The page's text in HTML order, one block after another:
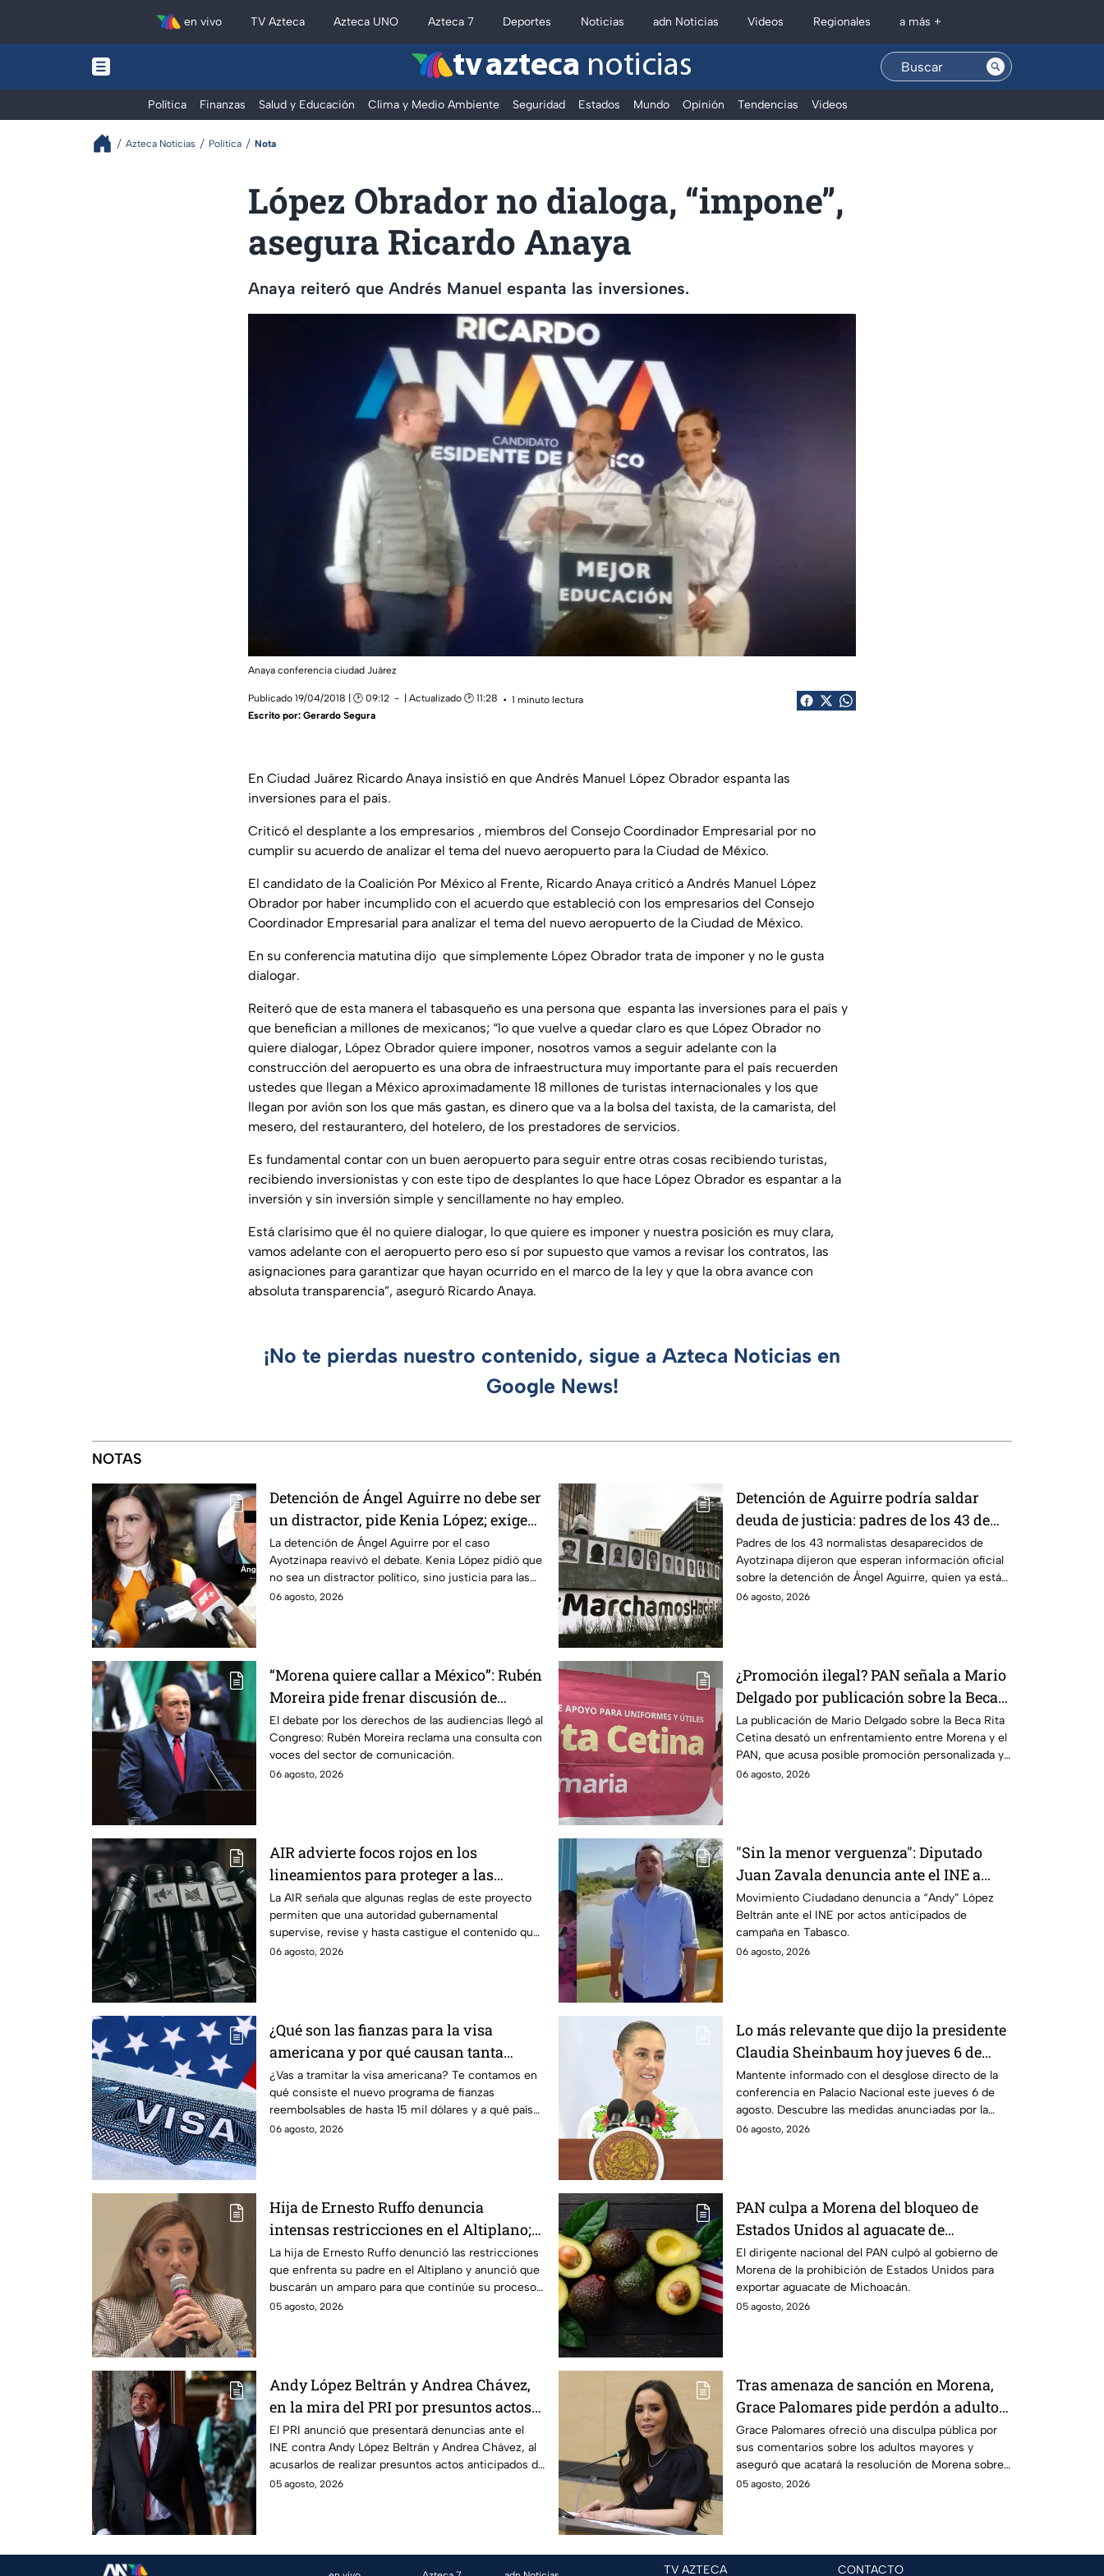
en vivo TV Azteca Azteca UNO Azteca 7 Deportes Noticias adn Noticias Videos Regionales a más +
tv azteca noticias
Política Finanzas Salud y Educación Clima y Medio Ambiente Seguridad Estados Mundo Opinión Tendencias Videos
Azteca Noticias Política Nota
López Obrador no dialoga, “impone”,
asegura Ricardo Anaya
Anaya reiteró que Andrés Manuel espanta las inversiones.
Anaya conferencia ciudad Juárez
Publicado 19/04/2018 | 🕑 09:12 | Actualizado 🕑 11:28
1 minuto lectura
Escrito por: Gerardo Segura
En Ciudad Juárez Ricardo Anaya insistió en que Andrés Manuel López Obrador espanta las
inversiones para el país.
Criticó el desplante a los empresarios , miembros del Consejo Coordinador Empresarial por no
cumplir su acuerdo de analizar el tema del nuevo aeropuerto para la Ciudad de México.
El candidato de la Coalición Por México al Frente, Ricardo Anaya criticó a Andrés Manuel López
Obrador por haber incumplido con el acuerdo que estableció con los empresarios del Consejo
Coordinador Empresarial para analizar el tema del nuevo aeropuerto de la Ciudad de México.
En su conferencia matutina dijo que simplemente López Obrador trata de imponer y no le gusta
dialogar.
Reiteró que de esta manera el tabasqueño es una persona que espanta las inversiones para el país y
que benefician a millones de mexicanos; “lo que vuelve a quedar claro es que López Obrador no
quiere dialogar, López Obrador quiere imponer, nosotros vamos a seguir adelante con la
construcción del aeropuerto es una obra de infraestructura muy importante para el país recuerden
ustedes que llegan a México aproximadamente 18 millones de turistas internacionales y los que
llegan por avión son los que más gastan, es dinero que va a la bolsa del taxista, de la camarista, del
mesero, del restaurantero, del hotelero, de los prestadores de servicios.
Es fundamental contar con un buen aeropuerto para seguir entre otras cosas recibiendo turistas,
recibiendo inversionistas y con este tipo de desplantes lo que hace López Obrador es espantar a la
inversión y sin inversión simple y sencillamente no hay empleo.
Está clarísimo que él no quiere dialogar, lo que quiere es imponer y nuestra posición es muy clara,
vamos adelante con el aeropuerto pero eso sí por supuesto que vamos a revisar los contratos, las
asignaciones para garantizar que hayan ocurrido en el marco de la ley y que la obra avance con
absoluta transparencia”, aseguró Ricardo Anaya.
¡No te pierdas nuestro contenido, sigue a Azteca Noticias en
Google News!
NOTAS
Detención de Ángel Aguirre no debe ser
un distractor, pide Kenia López; exige
justicia por caso Ayotzinapa
La detención de Ángel Aguirre por el caso
Ayotzinapa reavivó el debate. Kenia López pidió que
no sea un distractor político, sino justicia para las
familias.
06 agosto, 2026
Detención de Aguirre podría saldar
deuda de justicia: padres de los 43 de
Ayotzinapa
Padres de los 43 normalistas desaparecidos de
Ayotzinapa dijeron que esperan información oficial
sobre la detención de Ángel Aguirre, quien ya está
en el penal del Altiplano.
06 agosto, 2026
“Morena quiere callar a México”: Rubén
Moreira pide frenar discusión de
lineamientos de audiencias hasta
escuchar a periodistas y expertos
El debate por los derechos de las audiencias llegó al
Congreso: Rubén Moreira reclama una consulta con
voces del sector de comunicación.
06 agosto, 2026
¿Promoción ilegal? PAN señala a Mario
Delgado por publicación sobre la Beca
Rita Cetina
La publicación de Mario Delgado sobre la Beca Rita
Cetina desató un enfrentamiento entre Morena y el
PAN, que acusa posible promoción personalizada y
hasta peculado.
06 agosto, 2026
AIR advierte focos rojos en los
lineamientos para proteger a las
audiencias
La AIR señala que algunas reglas de este proyecto
permiten que una autoridad gubernamental
supervise, revise y hasta castigue el contenido que
transmiten los medios.
06 agosto, 2026
"Sin la menor verguenza": Diputado
Juan Zavala denuncia ante el INE a
Andy López Beltrán por campaña
anticipada en Tabasco
Movimiento Ciudadano denuncia a “Andy” López
Beltrán ante el INE por actos anticipados de
campaña en Tabasco.
06 agosto, 2026
¿Qué son las fianzas para la visa
americana y por qué causan tanta
controversia?
¿Vas a tramitar la visa americana? Te contamos en
qué consiste el nuevo programa de fianzas
reembolsables de hasta 15 mil dólares y a qué países
aplica.
06 agosto, 2026
Lo más relevante que dijo la presidente
Claudia Sheinbaum hoy jueves 6 de
agosto en la mañanera
Mantente informado con el desglose directo de la
conferencia en Palacio Nacional este jueves 6 de
agosto. Descubre las medidas anunciadas por la
presidente en tiempo real.
06 agosto, 2026
Hija de Ernesto Ruffo denuncia
intensas restricciones en el Altiplano;
buscan que salga del penal
La hija de Ernesto Ruffo denunció las restricciones
que enfrenta su padre en el Altiplano y anunció que
buscarán un amparo para que continúe su proceso
en prisión domiciliaria.
05 agosto, 2026
PAN culpa a Morena del bloqueo de
Estados Unidos al aguacate de
Michoacán
El dirigente nacional del PAN culpó al gobierno de
Morena de la prohibición de Estados Unidos para
exportar aguacate de Michoacán.
05 agosto, 2026
Andy López Beltrán y Andrea Chávez,
en la mira del PRI por presuntos actos
anticipados de campaña
El PRI anunció que presentará denuncias ante el
INE contra Andy López Beltrán y Andrea Chávez, al
acusarlos de realizar presuntos actos anticipados de
campaña.
05 agosto, 2026
Tras amenaza de sanción en Morena,
Grace Palomares pide perdón a adultos
mayores
Grace Palomares ofreció una disculpa pública por
sus comentarios sobre los adultos mayores y
aseguró que acatará la resolución de Morena sobre
su futuro político.
05 agosto, 2026
TV AZTECA CONTACTO